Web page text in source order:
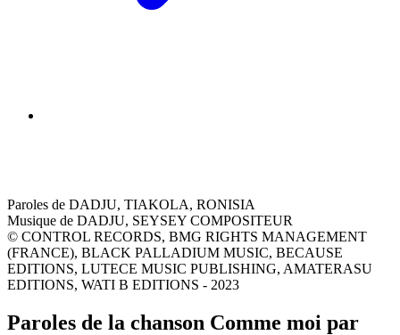
Paroles de DADJU, TIAKOLA, RONISIA
Musique de DADJU, SEYSEY COMPOSITEUR
© CONTROL RECORDS, BMG RIGHTS MANAGEMENT
(FRANCE), BLACK PALLADIUM MUSIC, BECAUSE
EDITIONS, LUTECE MUSIC PUBLISHING, AMATERASU
EDITIONS, WATI B EDITIONS - 2023
Paroles de la chanson Comme moi par